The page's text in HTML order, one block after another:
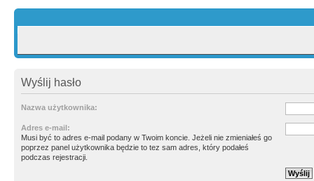
Wyślij hasło
Nazwa użytkownika:
Adres e-mail:
Musi być to adres e-mail podany w Twoim koncie. Jeżeli nie zmieniałeś go
poprzez panel użytkownika będzie to tez sam adres, który podałeś
podczas rejestracji.